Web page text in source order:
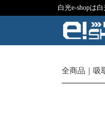
白光e-shopは
全商品 吸